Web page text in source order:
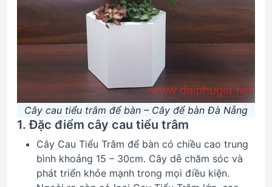
Cây cau tiểu trâm để bàn – Cây để bàn Đà Nẵng
1. Đặc điểm cây cau tiểu trâm
Cây Cau Tiểu Trâm để bàn có chiều cao trung
bình khoảng 15 – 30cm. Cây dễ chăm sóc và
phát triển khỏe mạnh trong mọi điều kiện.